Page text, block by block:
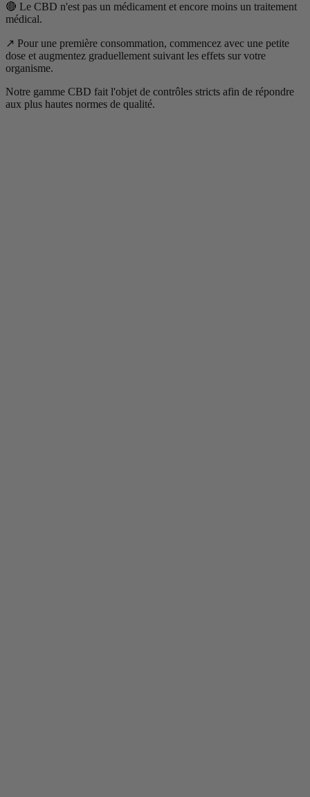
🔴 Le CBD n'est pas un médicament et encore moins un traitement
médical.
↗️ Pour une première consommation, commencez avec une petite
dose et augmentez graduellement suivant les effets sur votre
organisme.
Notre gamme CBD fait l'objet de contrôles stricts afin de répondre
aux plus hautes normes de qualité.